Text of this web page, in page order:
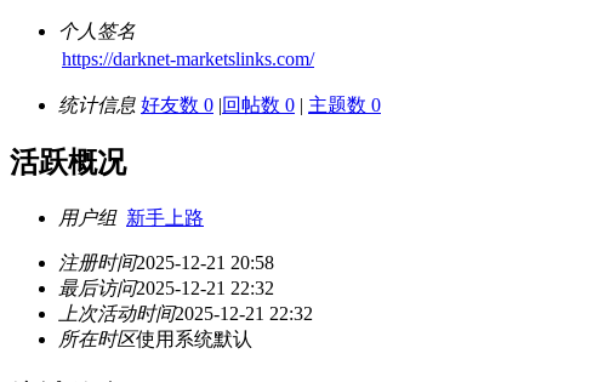
个人签名
https://darknet-marketslinks.com/
统计信息 好友数 0 |回帖数 0 | 主题数 0
活跃概况
用户组 新手上路
注册时间2025-12-21 20:58
最后访问2025-12-21 22:32
上次活动时间2025-12-21 22:32
所在时区使用系统默认